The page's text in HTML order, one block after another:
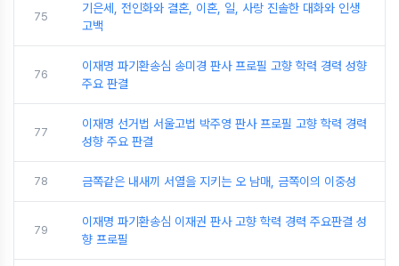
75
기은세, 전인화와 결혼, 이혼, 일, 사랑 진솔한 대화와 인생
고백
76
이재명 파기환송심 송미경 판사 프로필 고향 학력 경력 성향
주요 판결
77
이재명 선거법 서울고법 박주영 판사 프로필 고향 학력 경력
성향 주요 판결
78 금쪽같은 내새끼 서열을 지키는 오 남매, 금쪽이의 이중성
79
이재명 파기환송심 이재권 판사 고향 학력 경력 주요판결 성
향 프로필